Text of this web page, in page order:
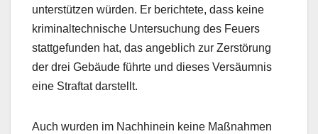
unterstützen würden. Er berichtete, dass keine
kriminaltechnische Untersuchung des Feuers
stattgefunden hat, das angeblich zur Zerstörung
der drei Gebäude führte und dieses Versäumnis
eine Straftat darstellt.
Auch wurden im Nachhinein keine Maßnahmen